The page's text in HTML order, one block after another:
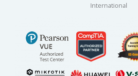
International